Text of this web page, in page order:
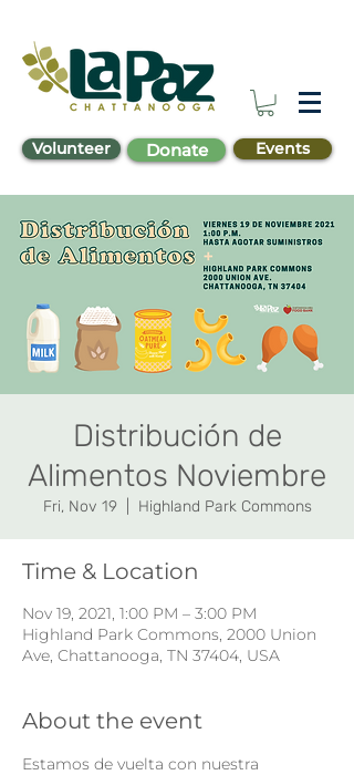
Volunteer Donate Events
Distribución de
Alimentos Noviembre
Fri, Nov 19
  |
Highland Park Commons
Time & Location
Nov 19, 2021, 1:00 PM – 3:00 PM
Highland Park Commons, 2000 Union
Ave, Chattanooga, TN 37404, USA
About the event
Estamos de vuelta con nuestra